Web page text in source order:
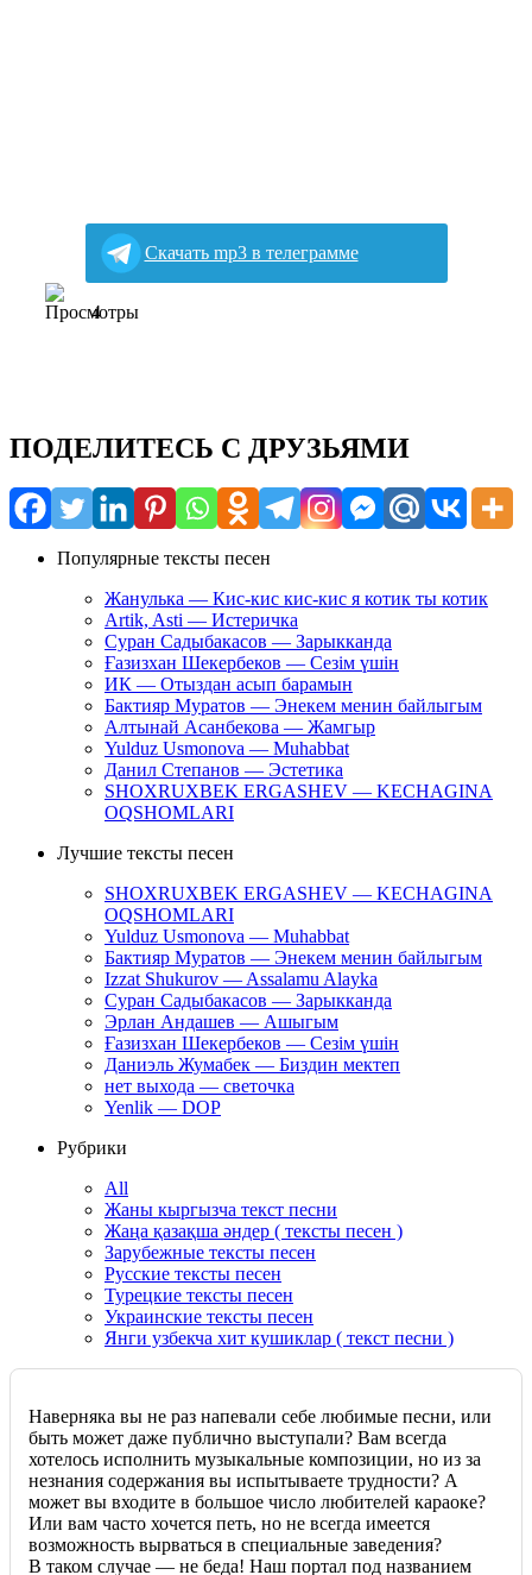
Скачать mp3 в телеграмме
4
ПОДЕЛИТЕСЬ С ДРУЗЬЯМИ
Популярные тексты песен
Жанулька — Кис-кис кис-кис я котик ты котик
Artik, Asti — Истеричка
Суран Садыбакасов — Зарыкканда
Ғазизхан Шекербеков — Сезім үшін
ИК — Отыздан асып барамын
Бактияр Муратов — Энекем менин байлыгым
Алтынай Асанбекова — Жамгыр
Yulduz Usmonova — Muhabbat
Данил Степанов — Эстетика
SHOXRUXBEK ERGASHEV — KECHAGINA
OQSHOMLARI
Лучшие тексты песен
SHOXRUXBEK ERGASHEV — KECHAGINA
OQSHOMLARI
Yulduz Usmonova — Muhabbat
Бактияр Муратов — Энекем менин байлыгым
Izzat Shukurov — Assalamu Alayka
Суран Садыбакасов — Зарыкканда
Эрлан Андашев — Ашыгым
Ғазизхан Шекербеков — Сезім үшін
Даниэль Жумабек — Биздин мектеп
нет выхода — светочка
Yenlik — DOP
Рубрики
All
Жаны кыргызча текст песни
Жаңа қазақша әндер ( тексты песен )
Зарубежные тексты песен
Русские тексты песен
Турецкие тексты песен
Украинские тексты песен
Янги узбекча хит кушиклар ( текст песни )
Наверняка вы не раз напевали себе любимые песни, или
быть может даже публично выступали? Вам всегда
хотелось исполнить музыкальные композиции, но из за
незнания содержания вы испытываете трудности? А
может вы входите в большое число любителей караоке?
Или вам часто хочется петь, но не всегда имеется
возможность вырваться в специальные заведения?
В таком случае — не беда! Наш портал под названием